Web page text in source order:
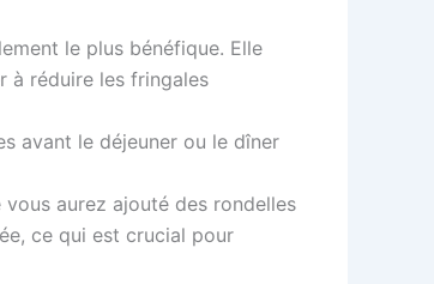
le plus bénéfique. Elle
à réduire les fringales
avant le déjeuner ou le dîner
vous aurez ajouté des rondelles
ce qui est crucial pour